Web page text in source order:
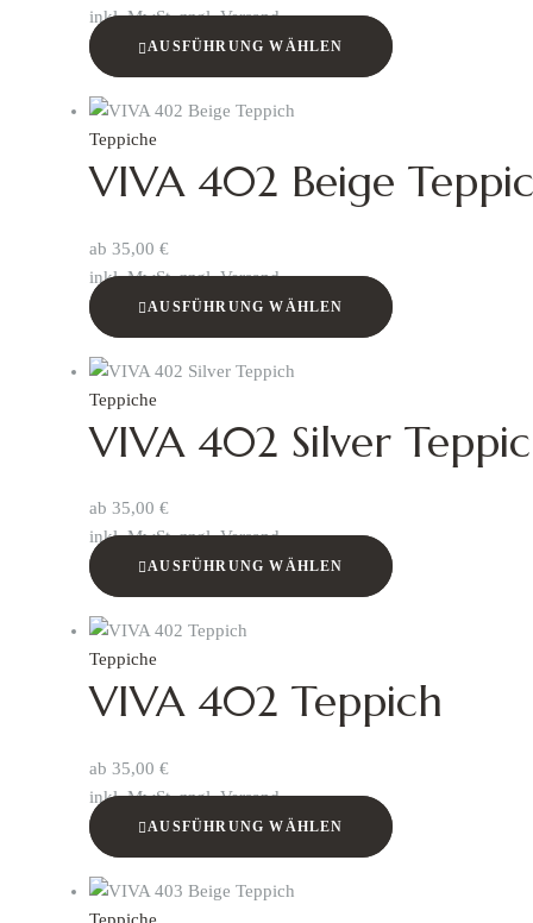
inkl. MwSt. zzgl. Versand
AUSFÜHRUNG WÄHLEN
Teppiche
VIVA 402 Beige
ab 35,00 €
inkl. MwSt. zzgl. Versand
AUSFÜHRUNG WÄHLEN
Teppiche
VIVA 402 Silver
ab 35,00 €
inkl. MwSt. zzgl. Versand
AUSFÜHRUNG WÄHLEN
Teppiche
VIVA 402 Teppich
ab 35,00 €
inkl. MwSt. zzgl. Versand
AUSFÜHRUNG WÄHLEN
Teppiche